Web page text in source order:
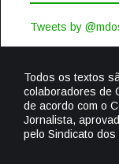
Tweets by
Todos os textos
colaboradores de
de acordo com o
Jornalista,
pelo Sindicato